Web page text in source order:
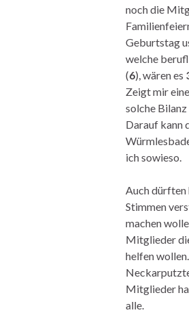
noch die
Geburtstag
welche
(6), wären es
Zeigt mir
solche
Darauf kann
ich sowieso.
Auch
Stimmen
machen
Mitglieder
helfen
Mitglieder
alle.